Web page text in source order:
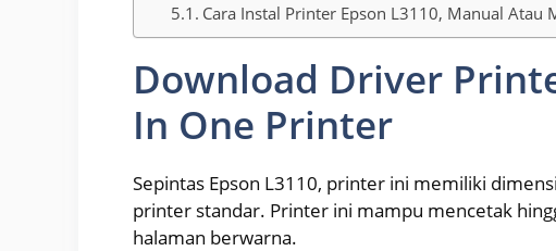
Cara Instal Printer Epson L3110, Manual Atau
Download Driver
In One Printer
Sepintas Epson L3110, printer ini memiliki
printer standar. Printer ini mampu mencetak
halaman berwarna.